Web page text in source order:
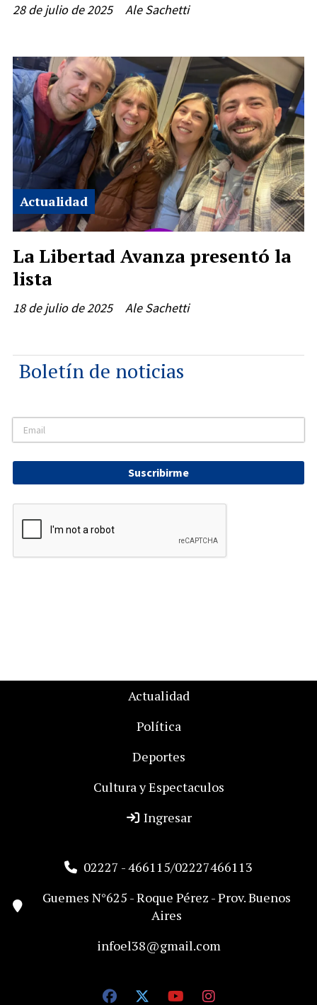
Ale Sachetti
28 de julio de 2025
La Libertad Avanza presentó la
lista
Ale Sachetti
Actualidad
18 de julio de 2025
Boletín de noticias
Suscribirme
Actualidad
Política
Deportes
Cultura y Espectaculos
Ingresar
02227 - 466115/02227466113
Guemes N°625 - Roque Pérez - Prov. Buenos
Aires
infoel38@gmail.com